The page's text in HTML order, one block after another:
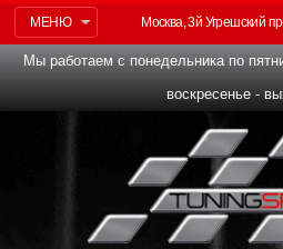
МЕНЮ Москва, 3й Угрешский
Мы работаем с понедельника по
воскресенье -